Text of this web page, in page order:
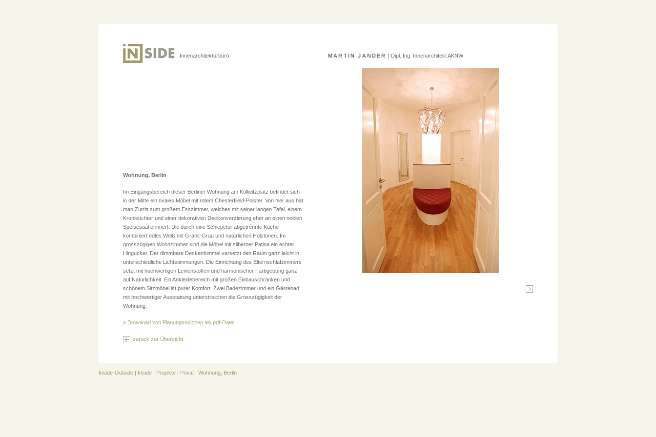
Innenarchitekturbüro MARTIN JANDER | Dipl. Ing. Innenarchitekt AKNW
Wohnung, Berlin
Im Eingangsbereich dieser Berliner Wohnung am Kollwitzplatz befindet sich
in der Mitte ein ovales Möbel mit rotem Chesterflield-Polster. Von hier aus hat
man Zutritt zum großem Esszimmer, welches mit seiner langen Tafel, einem
Kronleuchter und einer dekorativen Deckenverzierung eher an einen noblen
Speisesaal erinnert. Die durch eine Schiebetür abgetrennte Küche
kombiniert edles Weiß mit Granit-Grau und natürlichen Holztönen. Im
grosszügigen Wohnzimmer sind die Möbel mit silberner Patina ein echter
Hingucker. Der dimmbare Deckenhimmel versetzt den Raum ganz leicht in
unterschiedliche Lichtstimmungen. Die Einrichtung des Elternschlafzimmers
setzt mit hochwertigen Leinenstoffen und harmonischer Farbgebung ganz
auf Natürlichkeit. Ein Ankleidebereich mit großen Einbauschränken und
schönem Sitzmöbel ist purer Komfort. Zwei Badezimmer und ein Gästebad
mit hochwertiger Ausstattung unterstreichen die Grosszügigkeit der
Wohnung.
» Download von Planungsskizzen als pdf-Datei
zurück zur Übersicht
Inside-Outside | Inside | Projekte | Privat | Wohnung, Berlin